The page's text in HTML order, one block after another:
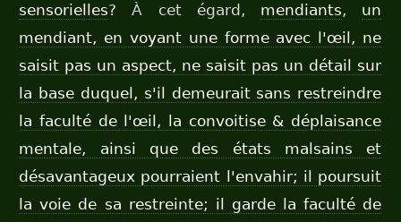
sensorielles? À cet égard, mendiants, un
mendiant, en voyant une forme avec l'œil, ne
saisit pas un aspect, ne saisit pas un détail sur
la base duquel, s'il demeurait sans restreindre
la faculté de l'œil, la convoitise & déplaisance
mentale, ainsi que des états malsains et
désavantageux pourraient l'envahir; il poursuit
la voie de sa restreinte; il garde la faculté de